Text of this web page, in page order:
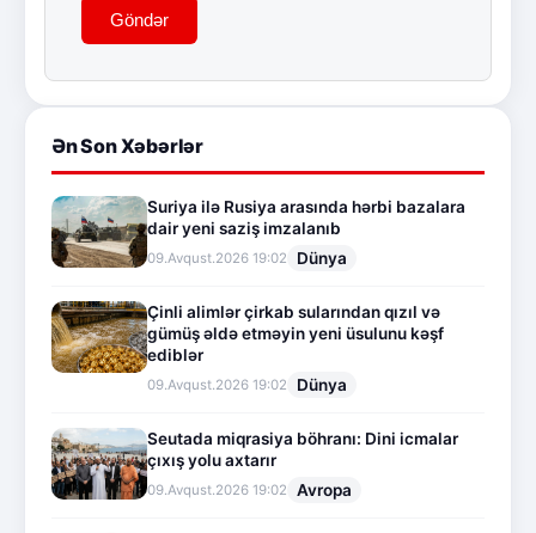
Göndər
Ən Son Xəbərlər
Suriya ilə Rusiya arasında hərbi bazalara
dair yeni saziş imzalanıb
09.Avqust.2026 19:02 Dünya
Çinli alimlər çirkab sularından qızıl və
gümüş əldə etməyin yeni üsulunu kəşf
ediblər
09.Avqust.2026 19:02 Dünya
Seutada miqrasiya böhranı: Dini icmalar
çıxış yolu axtarır
09.Avqust.2026 19:02 Avropa